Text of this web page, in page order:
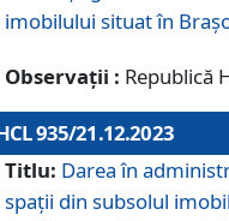
imobilului situat în
Observații : Republică
935/21.12.2023
Titlu: Darea în
spații din subsolul